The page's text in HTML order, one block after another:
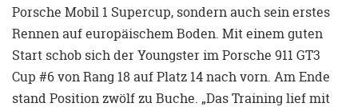
Porsche Mobil 1 Supercup, sondern auch sein erstes
Rennen auf europäischem Boden. Mit einem guten
Start schob sich der Youngster im Porsche 911 GT3
Cup #6 von Rang 18 auf Platz 14 nach vorn. Am Ende
stand Position zwölf zu Buche. „Das Training lief mit